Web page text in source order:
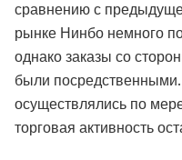
сравнению с
рынке Нинбо немного
однако заказы со
были
осуществлялись по
торговая активность